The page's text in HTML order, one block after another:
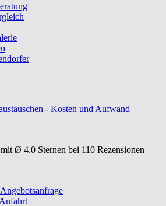
- Kosten und Aufwand
Ø 4.0 Sternen bei 110 Rezensionen